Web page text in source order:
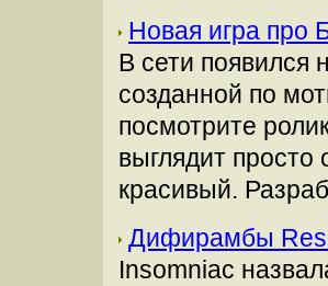
Новая игра про
В сети появился
созданной по
посмотрите
выглядит
красивый.
Дифирамбы
Insomniac